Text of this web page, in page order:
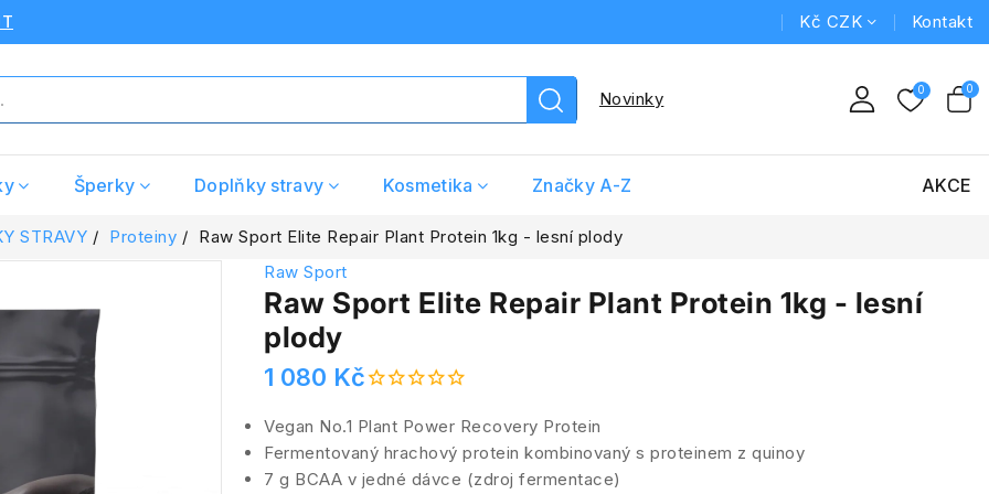
Kč CZK Kontakt
Novinky
Šperky Doplňky stravy Kosmetika Značky A-Z AKCE
STRAVY Proteiny
Raw Sport Elite Repair Plant Protein 1kg - lesní plody
Raw Sport
Raw Sport Elite Repair Plant Protein 1kg - lesní
plody
1 080 Kč
Vegan No.1 Plant Power Recovery Protein
Fermentovaný hrachový protein kombinovaný s proteinem z quinoy
7 g BCAA v jedné dávce (zdroj fermentace)